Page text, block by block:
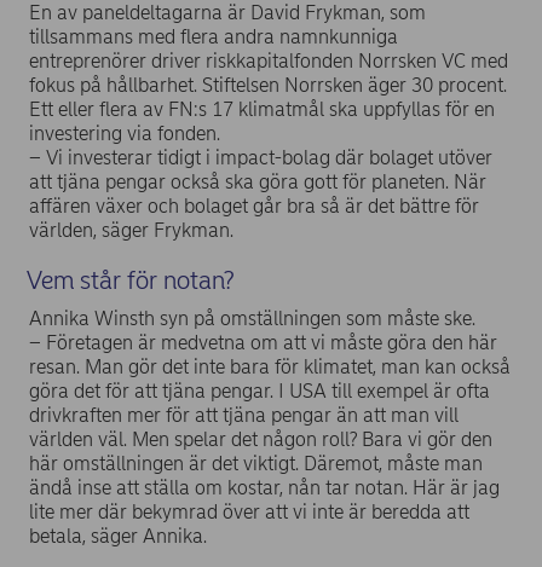
En av paneldeltagarna är David Frykman, som
tillsammans med flera andra namnkunniga
entreprenörer driver riskkapitalfonden Norrsken VC med
fokus på hållbarhet. Stiftelsen Norrsken äger 30 procent.
Ett eller flera av FN:s 17 klimatmål ska uppfyllas för en
investering via fonden.
– Vi investerar tidigt i impact-bolag där bolaget utöver
att tjäna pengar också ska göra gott för planeten. När
affären växer och bolaget går bra så är det bättre för
världen, säger Frykman.
Vem står för notan?
Annika Winsth syn på omställningen som måste ske.
– Företagen är medvetna om att vi måste göra den här
resan. Man gör det inte bara för klimatet, man kan också
göra det för att tjäna pengar. I USA till exempel är ofta
drivkraften mer för att tjäna pengar än att man vill
världen väl. Men spelar det någon roll? Bara vi gör den
här omställningen är det viktigt. Däremot, måste man
ändå inse att ställa om kostar, nån tar notan. Här är jag
lite mer där bekymrad över att vi inte är beredda att
betala, säger Annika.